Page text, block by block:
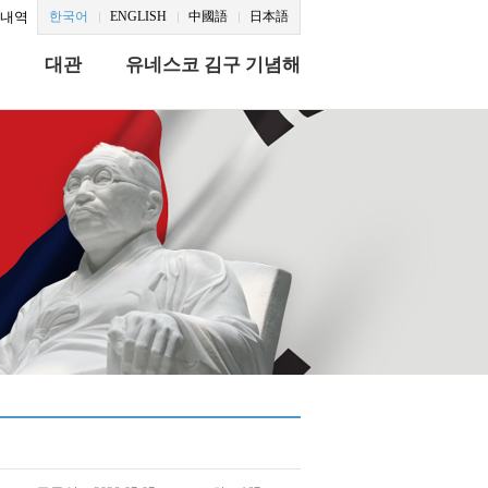
역 한국어 ENGLISH 中國語 日本語
대관 유네스코 김구 기념해